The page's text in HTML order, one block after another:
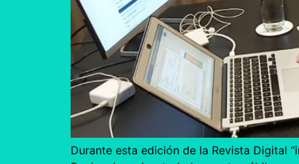
Durante esta edición de la Revista Digital